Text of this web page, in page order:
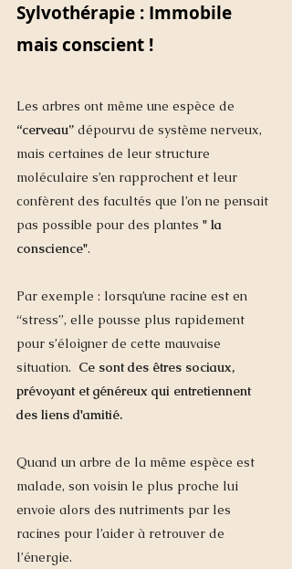
Sylvothérapie : Immobile
mais conscient !
Les arbres ont même une espèce de
“cerveau” dépourvu de système nerveux,
mais certaines de leur structure
moléculaire s’en rapprochent et leur
confèrent des facultés que l’on ne pensait
pas possible pour des plantes " la
conscience".
Par exemple : lorsqu’une racine est en
“stress”, elle pousse plus rapidement
pour s’éloigner de cette mauvaise
situation. Ce sont des êtres sociaux,
prévoyant et généreux qui entretiennent
des liens d'amitié.
Quand un arbre de la même espèce est
malade, son voisin le plus proche lui
envoie alors des nutriments par les
racines pour l’aider à retrouver de
l’énergie.